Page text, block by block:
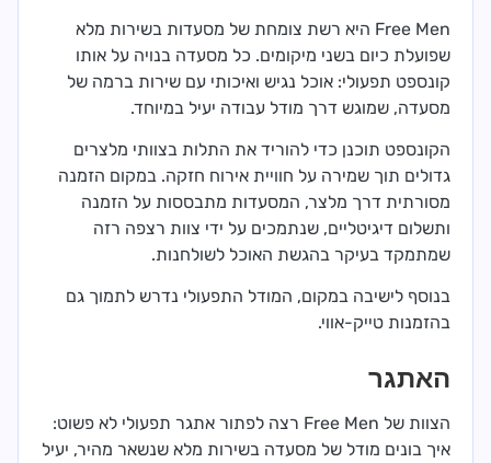
Free Men היא רשת צומחת של מסעדות בשירות מלא
שפועלת כיום בשני מיקומים. כל מסעדה בנויה על אותו
קונספט תפעולי: אוכל נגיש ואיכותי עם שירות ברמה של
מסעדה, שמוגש דרך מודל עבודה יעיל במיוחד.
הקונספט תוכנן כדי להוריד את התלות בצוותי מלצרים
גדולים תוך שמירה על חוויית אירוח חזקה. במקום הזמנה
מסורתית דרך מלצר, המסעדות מתבססות על הזמנה
ותשלום דיגיטליים, שנתמכים על ידי צוות רצפה רזה
שמתמקד בעיקר בהגשת האוכל לשולחנות.
בנוסף לישיבה במקום, המודל התפעולי נדרש לתמוך גם
בהזמנות טייק-אווי.
האתגר
הצוות של Free Men רצה לפתור אתגר תפעולי לא פשוט:
איך בונים מודל של מסעדה בשירות מלא שנשאר מהיר, יעיל